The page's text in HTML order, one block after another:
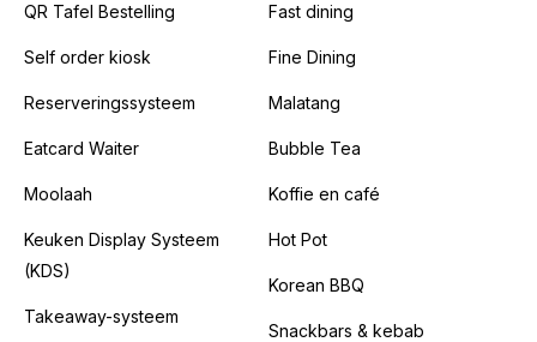
QR Tafel Bestelling
Self order kiosk
Reserveringssysteem
Eatcard Waiter
Moolaah
Keuken Display Systeem
(KDS)
Takeaway-systeem
Fast dining
Fine Dining
Malatang
Bubble Tea
Koffie en café
Hot Pot
Korean BBQ
Snackbars & kebab